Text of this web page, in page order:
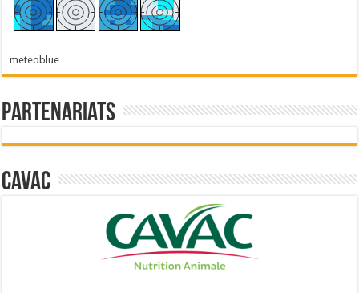
meteoblue
Partenariats
Cavac